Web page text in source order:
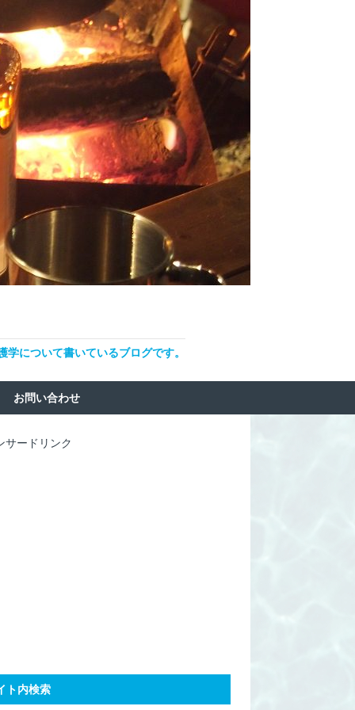
について書いているブログです。
お問い合わせ
サードリンク
ト内検索